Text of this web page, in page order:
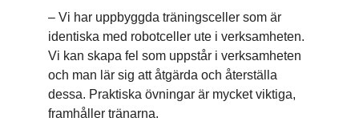
– Vi har uppbyggda träningsceller som är
identiska med robotceller ute i verksamheten.
Vi kan skapa fel som uppstår i verksamheten
och man lär sig att åtgärda och återställa
dessa. Praktiska övningar är mycket viktiga,
framhåller tränarna.